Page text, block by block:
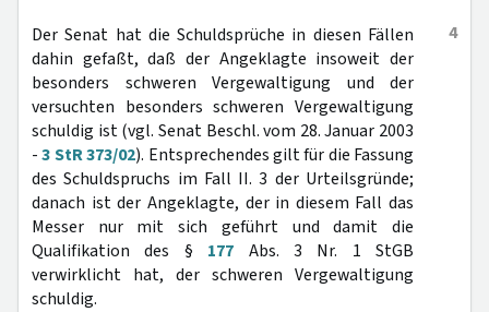
4
Der Senat hat die Schuldsprüche in diesen Fällen
dahin gefaßt, daß der Angeklagte insoweit der
besonders schweren Vergewaltigung und der
versuchten besonders schweren Vergewaltigung
schuldig ist (vgl. Senat Beschl. vom 28. Januar 2003
-3 StR 373/02). Entsprechendes gilt für die Fassung
des Schuldspruchs im Fall II. 3 der Urteilsgründe;
danach ist der Angeklagte, der in diesem Fall das
Messer nur mit sich geführt und damit die
Qualifikation des § 177 Abs. 3 Nr. 1 StGB
verwirklicht hat, der schweren Vergewaltigung
schuldig.